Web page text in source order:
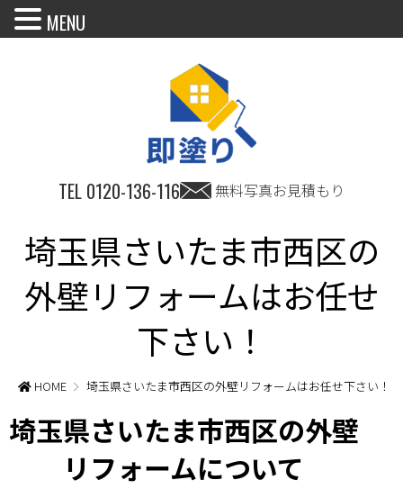
TEL 0120-136-116 無料写真お見積もり
埼玉県さいたま市西区の
外壁リフォームはお任せ
下さい！
HOME 埼玉県さいたま市西区の外壁リフォームはお任せ下さい！
埼玉県さいたま市西区の外壁
リフォームについて
MENU